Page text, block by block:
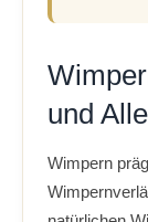
und
Wimpern